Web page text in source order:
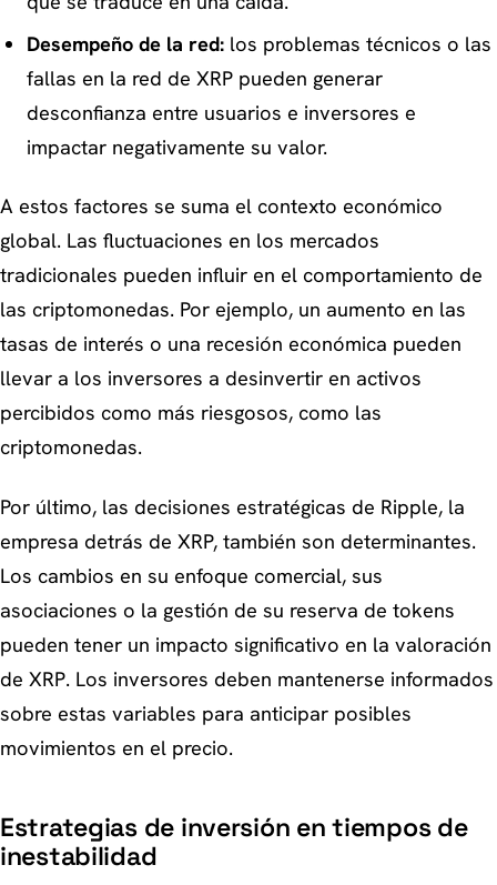
Desempeño de la red:los problemas técnicos o las
fallas en la red de XRP pueden generar
desconfianza entre usuarios e inversores e
impactar negativamente su valor.
A estos factores se suma el contexto económico
global. Las fluctuaciones en los mercados
tradicionales pueden influir en el comportamiento de
las criptomonedas. Por ejemplo, un aumento en las
tasas de interés o una recesión económica pueden
llevar a los inversores a desinvertir en activos
percibidos como más riesgosos, como las
criptomonedas.
Por último, las decisiones estratégicas de Ripple, la
empresa detrás de XRP, también son determinantes.
Los cambios en su enfoque comercial, sus
asociaciones o la gestión de su reserva de tokens
pueden tener un impacto significativo en la valoración
de XRP. Los inversores deben mantenerse informados
sobre estas variables para anticipar posibles
movimientos en el precio.
Estrategias de inversión en tiempos de
inestabilidad